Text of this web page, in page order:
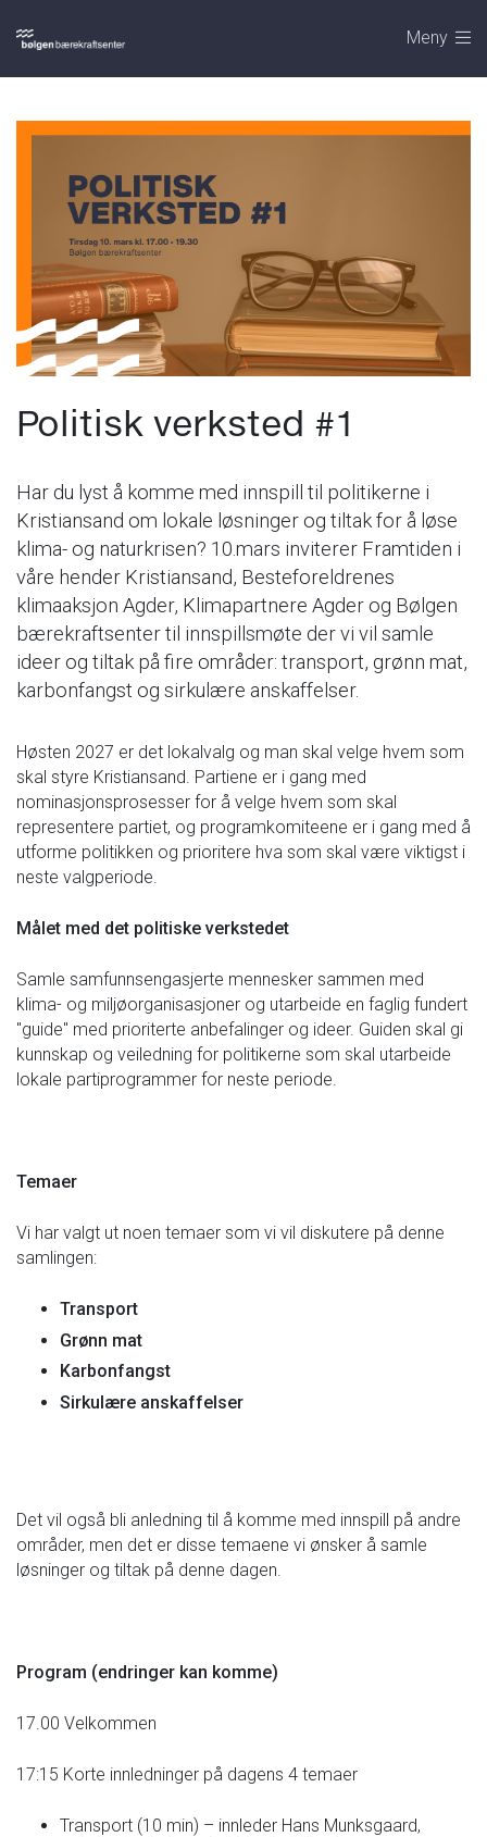
Meny
Politisk verksted #1
Har du lyst å komme med innspill til politikerne i
Kristiansand om lokale løsninger og tiltak for å løse
klima- og naturkrisen? 10.mars inviterer Framtiden i
våre hender Kristiansand, Besteforeldrenes
klimaaksjon Agder, Klimapartnere Agder og Bølgen
bærekraftsenter til innspillsmøte der vi vil samle
ideer og tiltak på fire områder: transport, grønn mat,
karbonfangst og sirkulære anskaffelser.
Høsten 2027 er det lokalvalg og man skal velge hvem som
skal styre Kristiansand. Partiene er i gang med
nominasjonsprosesser for å velge hvem som skal
representere partiet, og programkomiteene er i gang med å
utforme politikken og prioritere hva som skal være viktigst i
neste valgperiode.
Målet med det politiske verkstedet
Samle samfunnsengasjerte mennesker sammen med
klima- og miljøorganisasjoner og utarbeide en faglig fundert
"guide" med prioriterte anbefalinger og ideer. Guiden skal gi
kunnskap og veiledning for politikerne som skal utarbeide
lokale partiprogrammer for neste periode.
Temaer
Vi har valgt ut noen temaer som vi vil diskutere på denne
samlingen:
Transport
Grønn mat
Karbonfangst
Sirkulære anskaffelser
Det vil også bli anledning til å komme med innspill på andre
områder, men det er disse temaene vi ønsker å samle
løsninger og tiltak på denne dagen.
Program (endringer kan komme)
17.00 Velkommen
17:15 Korte innledninger på dagens 4 temaer
Transport (10 min) – innleder Hans Munksgaard,